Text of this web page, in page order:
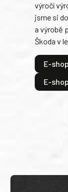
výročí
jsme si
a výrobě
Škoda v
E-
E-